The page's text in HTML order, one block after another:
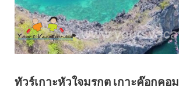
ทัวร์เกาะหัวใจมรกต เกาะค๊อกคอม